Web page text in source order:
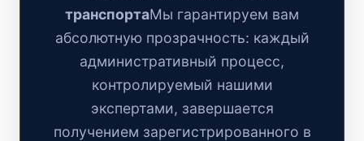
транспортаМы гарантируем вам
абсолютную прозрачность: каждый
административный процесс,
контролируемый нашими
экспертами, завершается
получением зарегистрированного в